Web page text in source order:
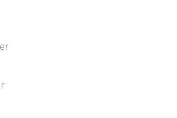
Für Radfahrer gibt es in der Nähe
die die berühmten historischen
verbinden.